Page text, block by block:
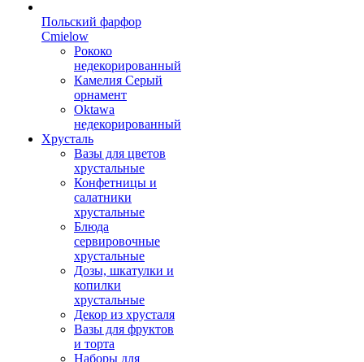
Польский фарфор
Сmielow
Рококо
недекорированный
Камелия Серый
орнамент
Oktawa
недекорированный
Хрусталь
Вазы для цветов
хрустальные
Конфетницы и
салатники
хрустальные
Блюда
сервировочные
хрустальные
Дозы, шкатулки и
копилки
хрустальные
Декор из хрусталя
Вазы для фруктов
и торта
Наборы для